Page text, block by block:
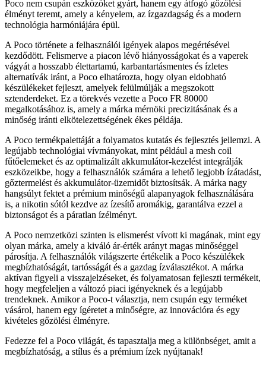
Poco nem csupán eszközöket gyárt, hanem egy átfogó gőzölési
élményt teremt, amely a kényelem, az ízgazdagság és a modern
technológia harmóniájára épül.
A Poco története a felhasználói igények alapos megértésével
kezdődött. Felismerve a piacon lévő hiányosságokat és a vaperek
vágyát a hosszabb élettartamú, karbantartásmentes és ízletes
alternatívák iránt, a Poco elhatározta, hogy olyan eldobható
készülékeket fejleszt, amelyek felülmúlják a megszokott
sztenderdeket. Ez a törekvés vezette a Poco FR 80000
megalkotásához is, amely a márka mérnöki precizitásának és a
minőség iránti elkötelezettségének ékes példája.
A Poco termékpalettáját a folyamatos kutatás és fejlesztés jellemzi. A
legújabb technológiai vívmányokat, mint például a mesh coil
fűtőelemeket és az optimalizált akkumulátor-kezelést integrálják
eszközeikbe, hogy a felhasználók számára a lehető legjobb ízátadást,
gőztermelést és akkumulátor-üzemidőt biztosítsák. A márka nagy
hangsúlyt fektet a prémium minőségű alapanyagok felhasználására
is, a nikotin sótól kezdve az ízesítő aromákig, garantálva ezzel a
biztonságot és a páratlan ízélményt.
A Poco nemzetközi szinten is elismerést vívott ki magának, mint egy
olyan márka, amely a kiváló ár-érték arányt magas minőséggel
párosítja. A felhasználók világszerte értékelik a Poco készülékek
megbízhatóságát, tartósságát és a gazdag ízválasztékot. A márka
aktívan figyeli a visszajelzéseket, és folyamatosan fejleszti termékeit,
hogy megfeleljen a változó piaci igényeknek és a legújabb
trendeknek. Amikor a Poco-t választja, nem csupán egy terméket
vásárol, hanem egy ígéretet a minőségre, az innovációra és egy
kivételes gőzölési élményre.
Fedezze fel a Poco világát, és tapasztalja meg a különbséget, amit a
megbízhatóság, a stílus és a prémium ízek nyújtanak!